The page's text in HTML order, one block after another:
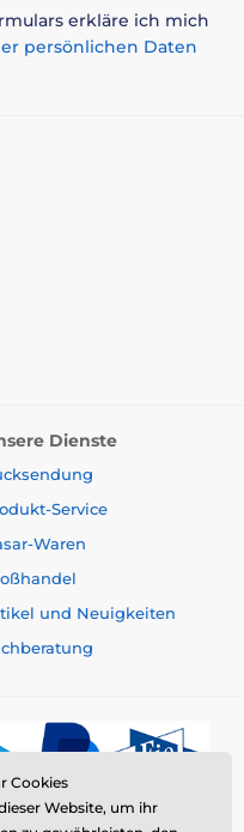
erkläre ich mich
persönlichen Daten
Dienste
Service
Waren
und Neuigkeiten
Cookies
Website, um ihr